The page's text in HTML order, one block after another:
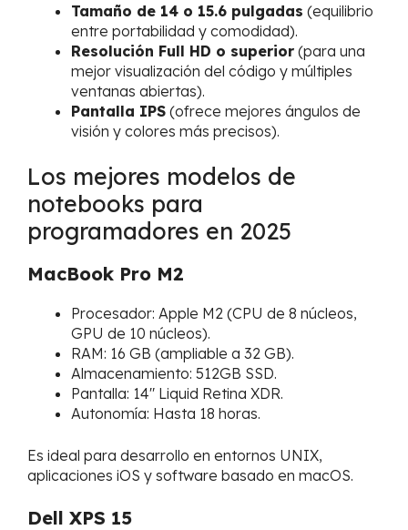
Tamaño de 14 o 15.6 pulgadas (equilibrio
entre portabilidad y comodidad).
Resolución Full HD o superior (para una
mejor visualización del código y múltiples
ventanas abiertas).
Pantalla IPS (ofrece mejores ángulos de
visión y colores más precisos).
Los mejores modelos de
notebooks para
programadores en 2025
MacBook Pro M2
Procesador: Apple M2 (CPU de 8 núcleos,
GPU de 10 núcleos).
RAM: 16 GB (ampliable a 32 GB).
Almacenamiento: 512GB SSD.
Pantalla: 14″ Liquid Retina XDR.
Autonomía: Hasta 18 horas.
Es ideal para desarrollo en entornos UNIX,
aplicaciones iOS y software basado en macOS.
Dell XPS 15